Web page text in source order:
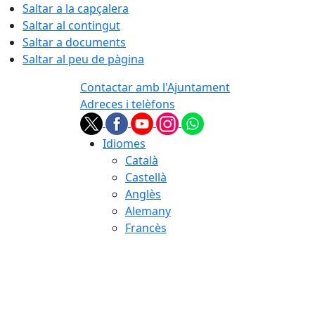
Saltar a la capçalera
Saltar al contingut
Saltar a documents
Saltar al peu de pàgina
Contactar amb l'Ajuntament
Adreces i telèfons
Idiomes
Català
Castellà
Anglès
Alemany
Francès